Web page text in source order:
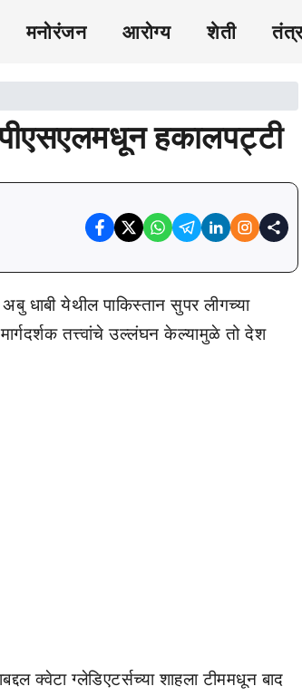
मनोरंजन आरोग्य शेती
हकालपट्टी
धाबी येथील पाकिस्तान सुपर लीगच्या
तत्त्वांचे उल्लंघन केल्यामुळे तो देश
क्वेटा ग्लेडिएटर्सच्या शाहला टीममधून बाद